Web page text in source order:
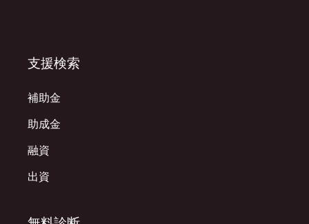
支援検索
補助金
助成金
融資
出資